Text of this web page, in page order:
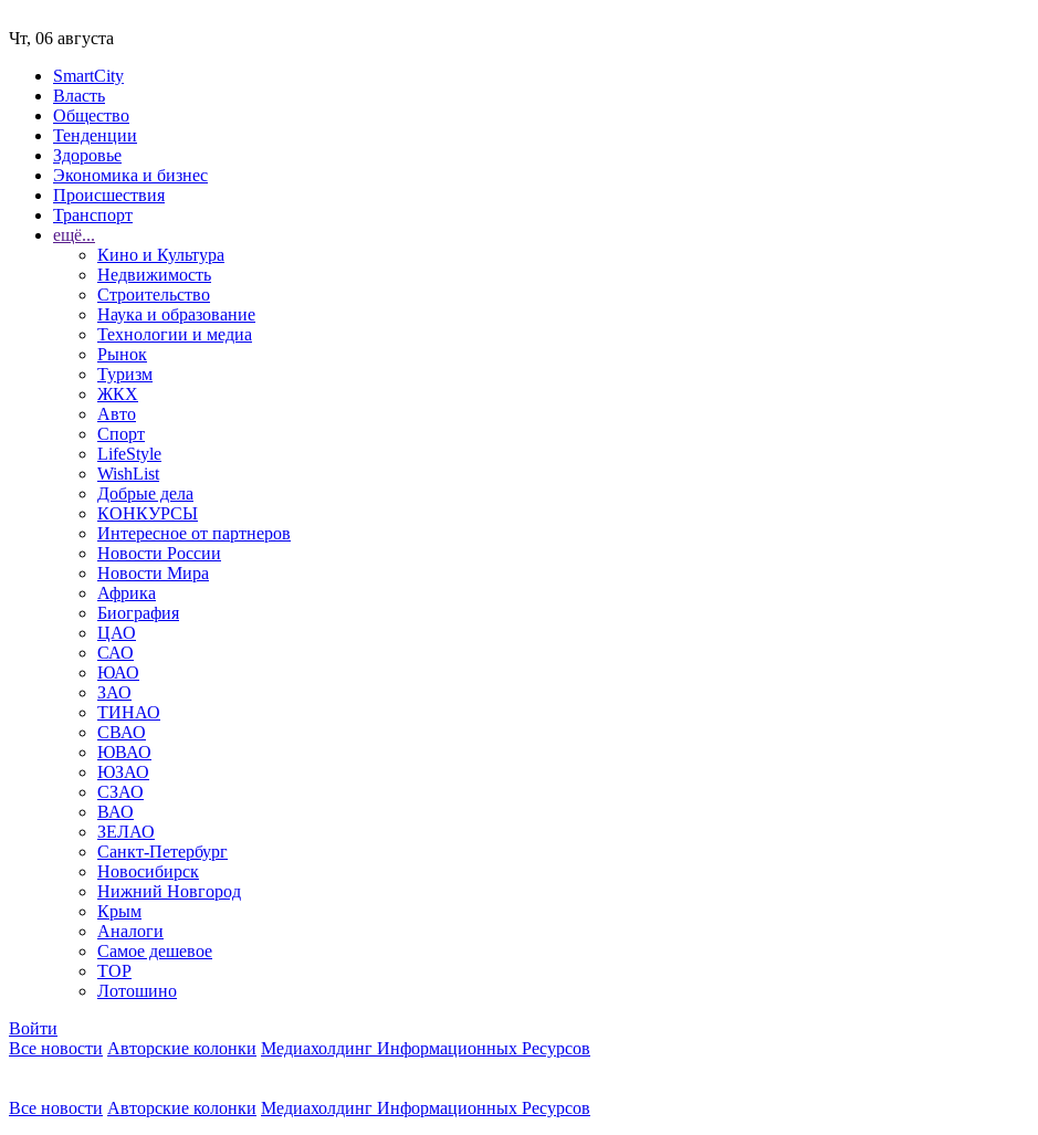
Чт, 06 августа
SmartCity
Власть
Общество
Тенденции
Здоровье
Экономика и бизнес
Происшествия
Транспорт
ещё...
Кино и Культура
Недвижимость
Строительство
Наука и образование
Технологии и медиа
Рынок
Туризм
ЖКХ
Авто
Спорт
LifeStyle
WishList
Добрые дела
КОНКУРСЫ
Интересное от партнеров
Новости России
Новости Мира
Африка
Биография
ЦАО
САО
ЮАО
ЗАО
ТИНАО
СВАО
ЮВАО
ЮЗАО
СЗАО
ВАО
ЗЕЛАО
Санкт-Петербург
Новосибирск
Нижний Новгород
Крым
Аналоги
Самое дешевое
TOP
Лотошино
Войти
Все новости Авторские колонки Медиахолдинг Информационных Ресурсов
Все новости Авторские колонки Медиахолдинг Информационных Ресурсов